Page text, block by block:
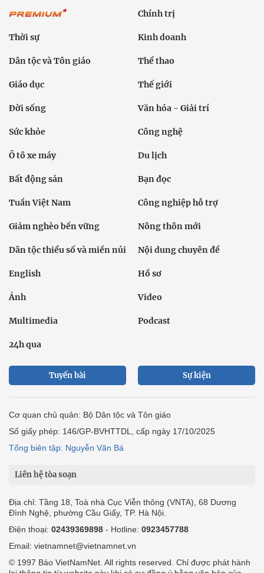
Chính trị
Thời sự Kinh doanh
Dân tộc và Tôn giáo Thể thao
Giáo dục Thế giới
Đời sống Văn hóa - Giải trí
Sức khỏe Công nghệ
Ô tô xe máy Du lịch
Bất động sản Bạn đọc
Tuần Việt Nam Công nghiệp hỗ trợ
Giảm nghèo bền vững Nông thôn mới
Dân tộc thiểu số và miền núi Nội dung chuyên đề
English Hồ sơ
Ảnh Video
Multimedia Podcast
24h qua
Tuyến bài Sự kiện
Cơ quan chủ quản: Bộ Dân tộc và Tôn giáo
Số giấy phép: 146/GP-BVHTTDL, cấp ngày 17/10/2025
Tổng biên tập: Nguyễn Văn Bá
Liên hệ tòa soạn
Địa chỉ: Tầng 18, Toà nhà Cục Viễn thông (VNTA), 68 Dương
Đình Nghệ, phường Cầu Giấy, TP. Hà Nội.
Điện thoại: 02439369898 - Hotline: 0923457788
Email: vietnamnet@vietnamnet.vn
© 1997 Báo VietNamNet. All rights reserved. Chỉ được phát hành